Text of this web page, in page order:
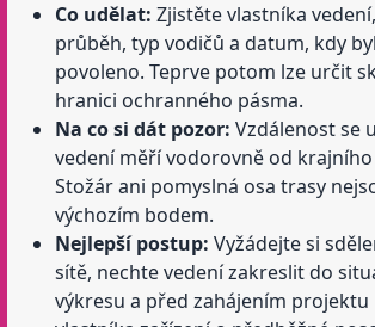
Co udělat: Zjistěte vlastníka
průběh, typ vodičů a datum, kdy
povoleno. Teprve potom lze určit
hranici ochranného pásma.
Na co si dát pozor: Vzdálenost se
vedení měří vodorovně od krajního
Stožár ani pomyslná osa trasy
výchozím bodem.
Nejlepší postup: Vyžádejte si
sítě, nechte vedení zakreslit do
výkresu a před zahájením projektu